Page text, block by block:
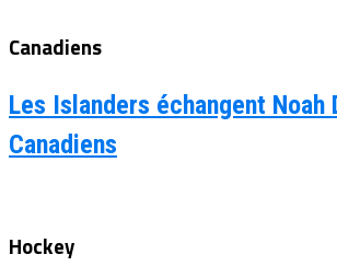
Canadiens
Les Islanders échangent Noah
Canadiens
Hockey